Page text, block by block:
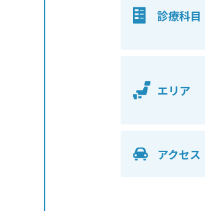
診療科目
エリア
アクセス